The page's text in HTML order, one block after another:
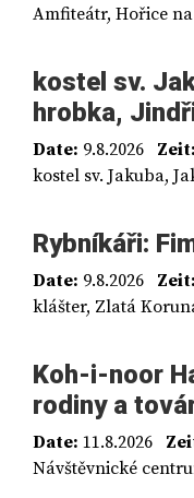
Amfiteátr, Hořice na
kostel sv.
hrobka,
Date: 9.8.2026 Zeit:
kostel sv. Jakuba,
Rybníkáři:
Date: 9.8.2026 Zeit:
klášter, Zlatá
Koh-i-noor
rodiny a
Date: 11.8.2026
Návštěvnické